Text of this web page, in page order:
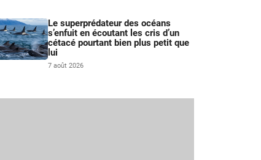
Le superprédateur des océans
s’enfuit en écoutant les cris d’un
cétacé pourtant bien plus petit que
lui
7 août 2026